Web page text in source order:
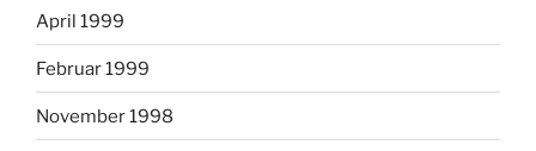
April 1999
Februar 1999
November 1998